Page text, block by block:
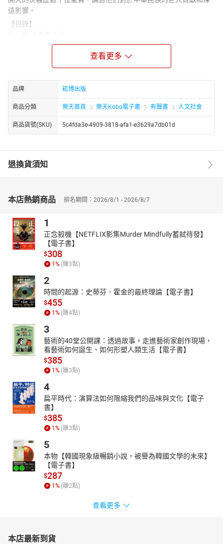
遠影響。
【目錄】
第二講 炎帝與農耕
第四講 堯帝與禪讓
第五講 舜帝與德治
第六講 大禹與治水
第七講 商湯與革命
第八講 文王與周易
第九講 武王與封建
第十講 周公與禮樂
查看更多
品牌 崧博出版
商品分類 樂天首頁 樂天Kobo電子書 有聲書 人文社會
商品貨號(SKU) 5c4fda3e-4909-3818-afa1-e3629a7db01d
退換貨須知
本店熱銷商品 排名期間：2026/8/1 - 2026/8/7
1
正念殺機【NETFLIX影集Murder Mindfully蓄弒待發】
【電子書】
$308
1 % (賺3點)
2
時間的起源：史蒂芬．霍金的最終理論【電子書】
$455
1 % (賺4點)
3
藝術的40堂公開課：透過故事，走進藝術家創作現場，
看藝術如何誕生、如何形塑人類生活【電子書】
$385
1 % (賺3點)
4
扁平時代：演算法如何限縮我們的品味與文化【電子
書】
$385
1 % (賺3點)
5
本物【韓國現象級暢銷小說，被譽為韓國文學的未來】
【電子書】
$287
1 % (賺2點)
查看更多
本店最新到貨